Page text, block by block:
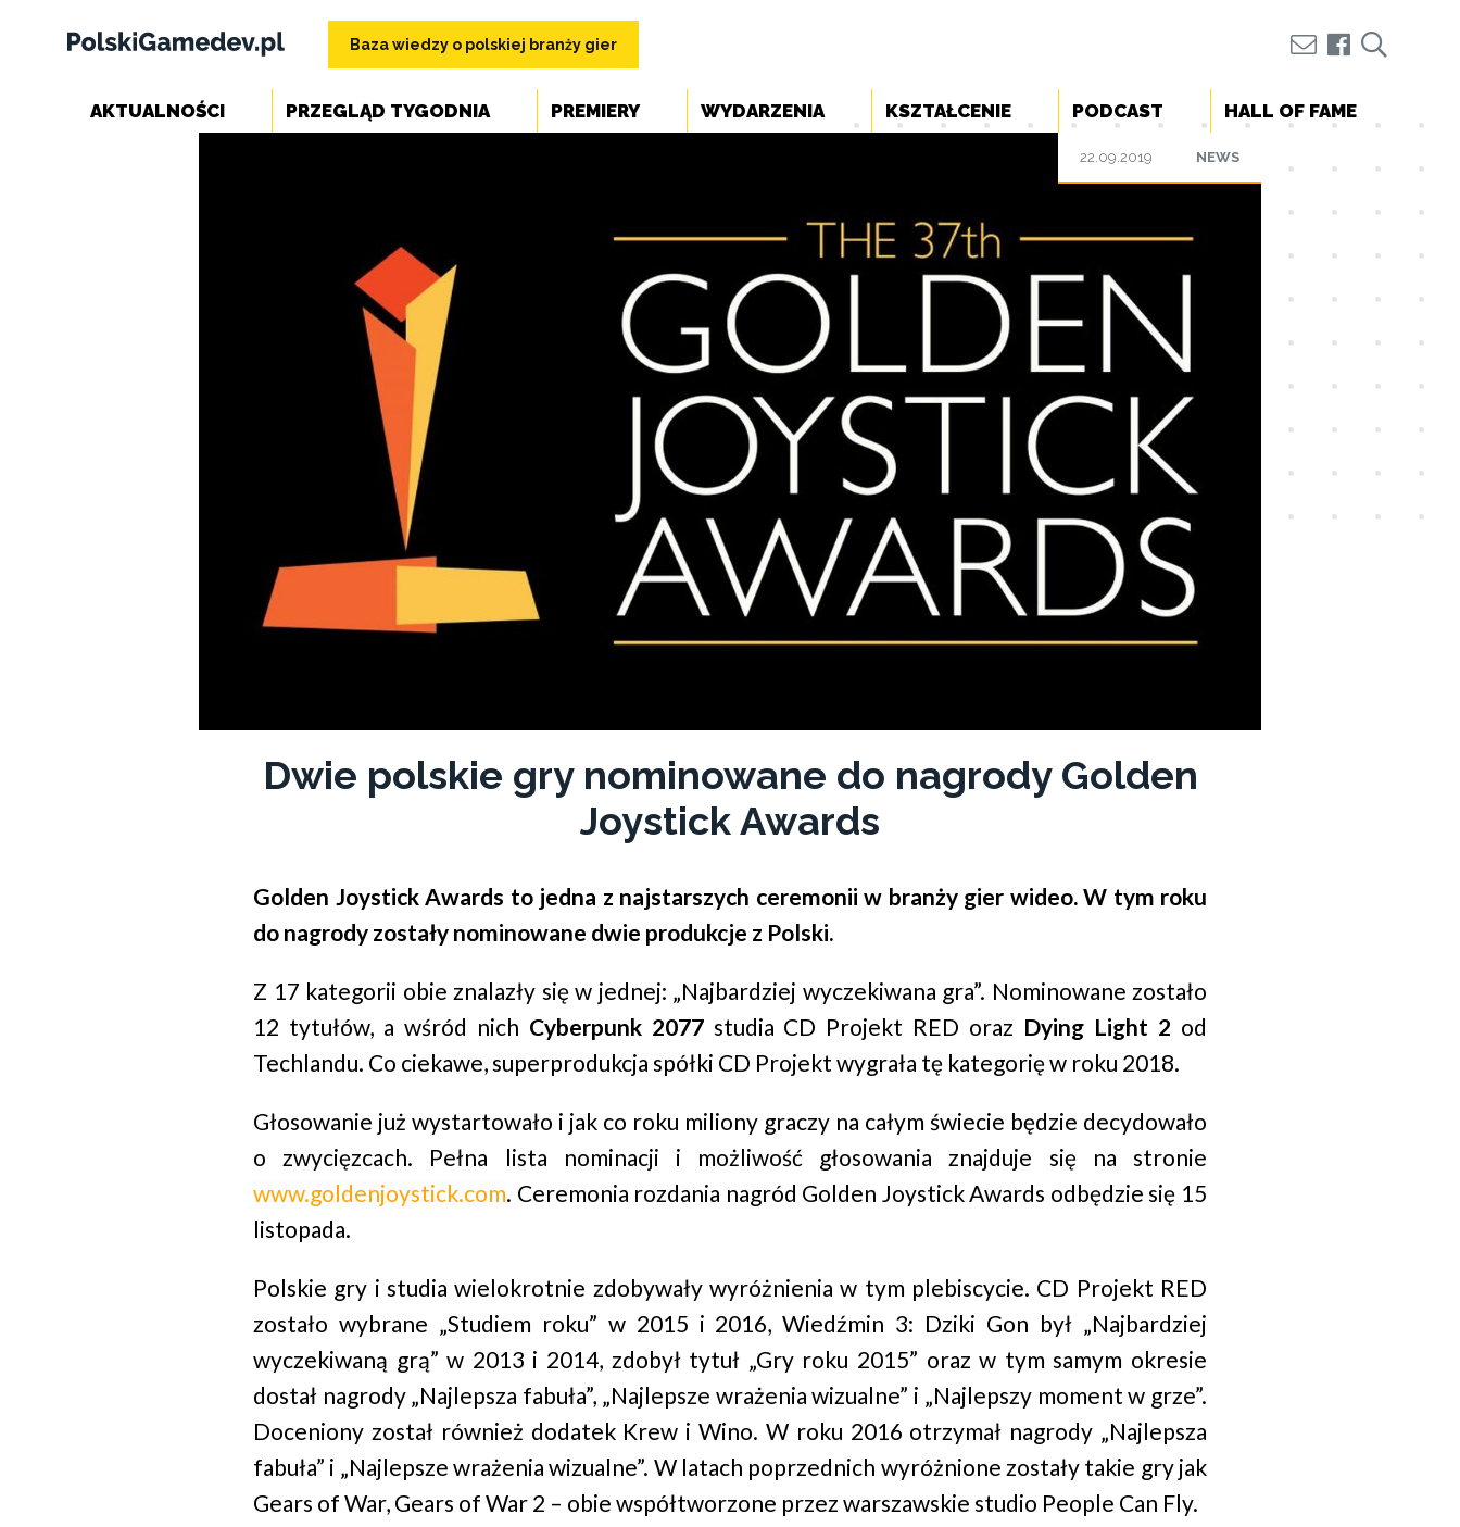
Baza wiedzy o polskiej branży gier
AKTUALNOŚCI PRZEGLĄD TYGODNIA PREMIERY WYDARZENIA KSZTAŁCENIE PODCAST HALL OF FAME
22.09.2019 NEWS
Dwie polskie gry nominowane do nagrody Golden
Joystick Awards
Golden Joystick Awards to jedna z najstarszych ceremonii w branży gier wideo. W tym roku
do nagrody zostały nominowane dwie produkcje z Polski.
Z 17 kategorii obie znalazły się w jednej: „Najbardziej wyczekiwana gra”. Nominowane zostało
12 tytułów, a wśród nich Cyberpunk 2077studia CD Projekt RED oraz Dying Light 2 od
Techlandu. Co ciekawe, superprodukcja spółki CD Projekt wygrała tę kategorię w roku 2018.
Głosowanie już wystartowało i jak co roku miliony graczy na całym świecie będzie decydowało
o zwycięzcach. Pełna lista nominacji i możliwość głosowania znajduje się na stronie
www.goldenjoystick.com. Ceremonia rozdania nagród Golden Joystick Awards odbędzie się 15
listopada.
Polskie gry i studia wielokrotnie zdobywały wyróżnienia w tym plebiscycie. CD Projekt RED
zostało wybrane „Studiem roku” w 2015 i 2016, Wiedźmin 3: Dziki Gon był „Najbardziej
wyczekiwaną grą” w 2013 i 2014, zdobył tytuł „Gry roku 2015” oraz w tym samym okresie
dostał nagrody „Najlepsza fabuła”, „Najlepsze wrażenia wizualne” i „Najlepszy moment w grze”.
Doceniony został również dodatek Krew i Wino. W roku 2016 otrzymał nagrody „Najlepsza
fabuła” i „Najlepsze wrażenia wizualne”. W latach poprzednich wyróżnione zostały takie gry jak
Gears of War, Gears of War 2 – obie współtworzone przez warszawskie studio People Can Fly.